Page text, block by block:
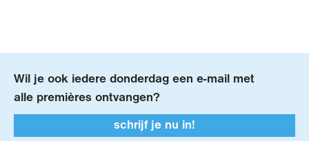
Wil je ook iedere donderdag een e-mail
met
alle premières ontvangen?
schrijf je nu in!